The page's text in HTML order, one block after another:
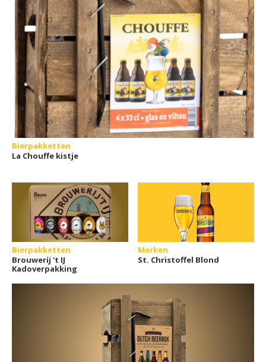
Bierpakketten
La Chouffe kistje
Bierpakketten
Brouwerij 't IJ
Kadoverpakking
Merken
St. Christoffel Blond